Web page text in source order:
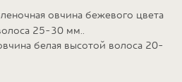
овчина бежевого цвета
25-30 мм..
белая высотой волоса 20-